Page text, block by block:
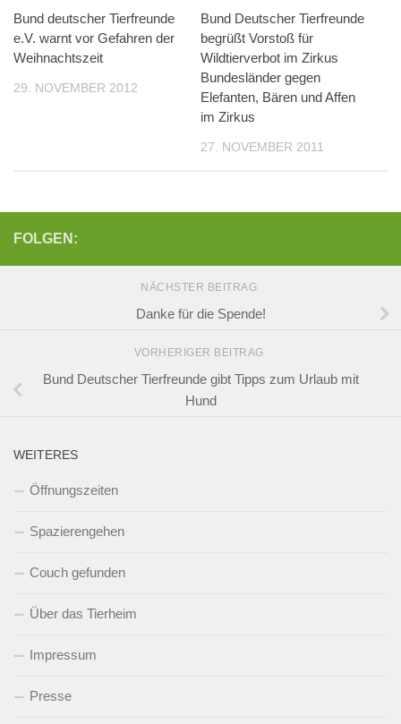
Bund deutscher Tierfreunde
e.V. warnt vor Gefahren der
Weihnachtszeit
29. NOVEMBER 2012
Bund Deutscher Tierfreunde
begrüßt Vorstoß für
Wildtierverbot im Zirkus
Bundesländer gegen
Elefanten, Bären und Affen
im Zirkus
27. NOVEMBER 2011
FOLGEN:
NÄCHSTER BEITRAG
Danke für die Spende!
VORHERIGER BEITRAG
Bund Deutscher Tierfreunde gibt Tipps zum Urlaub mit
Hund
WEITERES
Öffnungszeiten
Spazierengehen
Couch gefunden
Über das Tierheim
Impressum
Presse